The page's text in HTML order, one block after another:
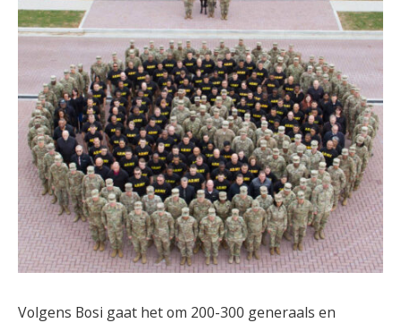
Volgens Bosi gaat het om 200-300 generaals en